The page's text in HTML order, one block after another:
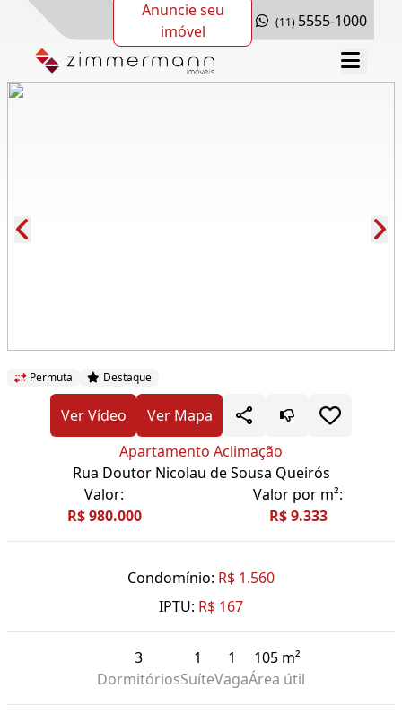
Anuncie seu
imóvel
(11) 5555-1000
Permuta Destaque
Ver Vídeo
Ver Mapa
Apartamento Aclimação
Rua Doutor Nicolau de Sousa Queirós
Valor:
R$ 980.000
Valor por m²:
R$ 9.333
Condomínio: R$ 1.560
IPTU: R$ 167
3
Dormitórios
1
Suíte
1
Vaga
105 m²
Área útil